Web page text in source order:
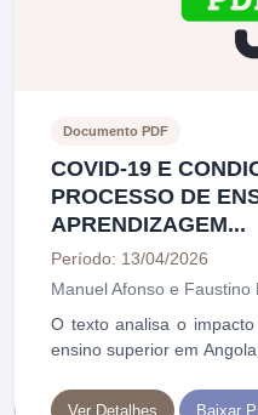
Documento PDF
COVID-19 E
PROCESSO DE
APRENDIZAGEM...
Período: 13/04/2026
Manuel Afonso e Faustino
O texto analisa o
ensino superior em
Ver Detalhes Baixar